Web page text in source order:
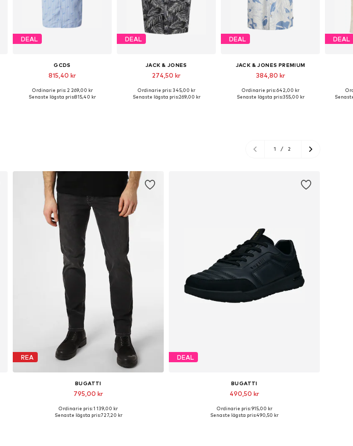
DEAL
GCDS
815,40 kr
Tillgängliga storlekar: L, XL
Ordinarie pris: 2 269,00 kr
Senaste lägsta pris:815,40 kr
DEAL
JACK & JONES
274,50 kr
Tillgängliga storlekar: S, M, L
Ordinarie pris: 345,00 kr
Senaste lägsta pris:269,00 kr
DEAL
JACK & JONES PREMIUM
384,80 kr
Ordinarie pris: 642,00 kr
Senaste lägsta pris:355,00 kr
DEAL
1 / 2
REA
BUGATTI
795,00 kr
Tillgänglig i många storlekar
Ordinarie pris: 1 139,00 kr
Senaste lägsta pris:727,20 kr
DEAL
BUGATTI
490,50 kr
Tillgängliga storlekar: 40, 41, 42, 43, 44
Ordinarie pris: 915,00 kr
Senaste lägsta pris:490,50 kr